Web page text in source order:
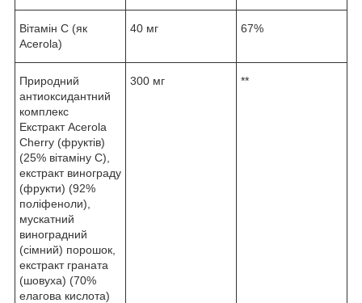
Вітамін С (як
Acerola)
40 мг 67%
Природний
антиоксидантний
комплекс
Екстракт Acerola
Cherry (фруктів)
(25% вітаміну C),
екстракт винограду
(фрукти) (92%
поліфеноли),
мускатний
виноградний
(сімний) порошок,
екстракт граната
(шовуха) (70%
елагова кислота)
300 мг **